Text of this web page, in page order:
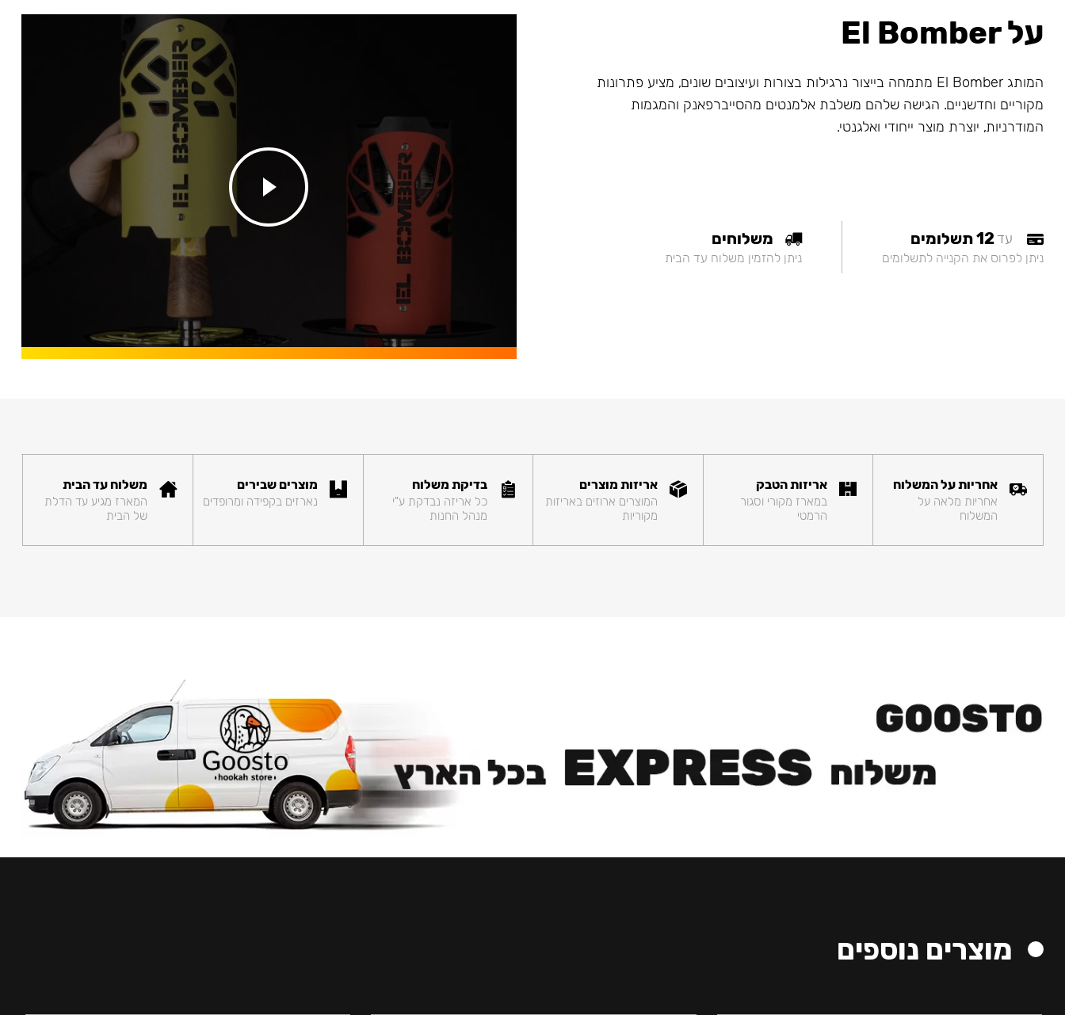
על El Bomber
המותג El Bomber מתמחה בייצור נרגילות בצורות ועיצובים שונים, מציע פתרונות
מקוריים וחדשניים. הגישה שלהם משלבת אלמנטים מהסייברפאנק והמגמות
המודרניות, יוצרת מוצר ייחודי ואלגנטי.
עד12 תשלומים
ניתן לפרוס את הקנייה לתשלומים
משלוחים
ניתן להזמין משלוח עד הבית
אחריות על המשלוח
אחריות מלאה על
המשלוח
אריזות הטבק
במארז מקורי וסגור
הרמטי
אריזות מוצרים
המוצרים ארוזים באריזות
מקוריות
בדיקת משלוח
כל אריזה נבדקת ע"י
מנהל החנות
מוצרים שבירים
נארזים בקפידה ומרופדים
משלוח עד הבית
המארז מגיע עד הדלת
של הבית
מוצרים נוספים